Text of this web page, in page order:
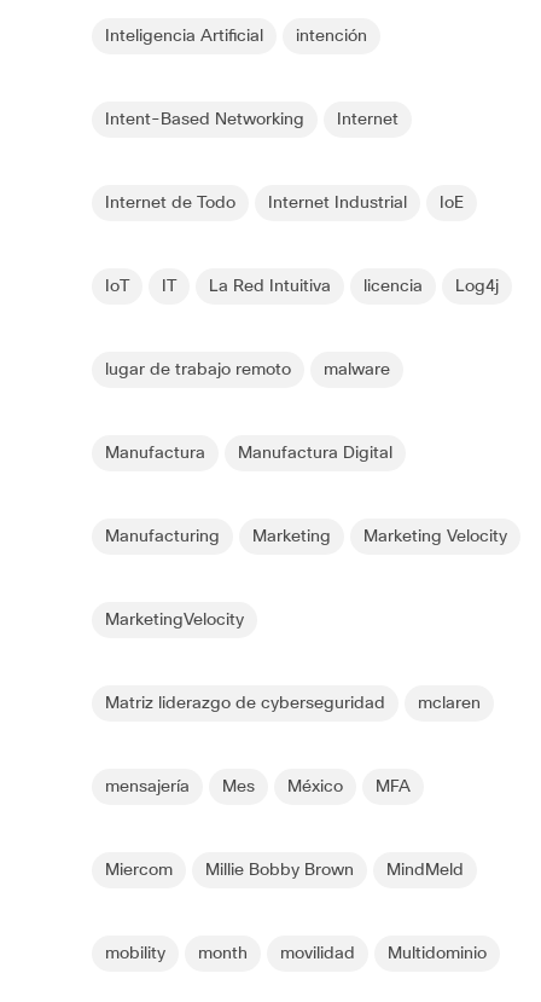
Inteligencia Artificial intención
Intent-Based Networking Internet
Internet de Todo Internet Industrial IoE
IoT La Red Intuitiva licencia Log4j
lugar de trabajo remoto malware
Manufactura Manufactura Digital
Manufacturing Marketing Marketing Velocity
MarketingVelocity
Matriz liderazgo de cyberseguridad mclaren
mensajería Mes México MFA
Miercom Millie Bobby Brown MindMeld
mobility month movilidad Multidominio